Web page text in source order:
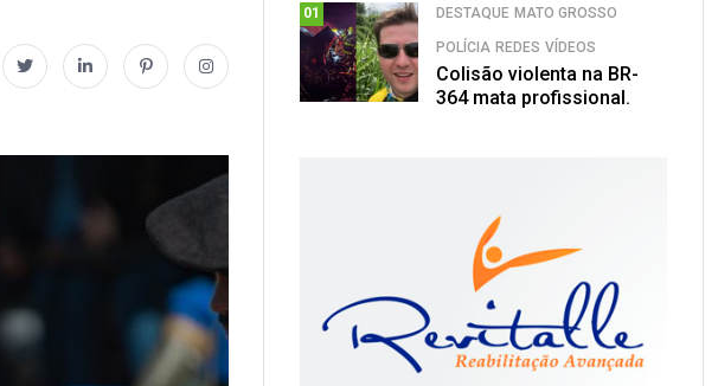
01 DESTAQUE MATO GROSSO
POLÍCIA REDES VÍDEOS
Colisão violenta na BR-
364 mata profissional.